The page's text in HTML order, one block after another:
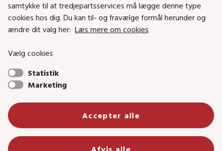
Puljer og tilskud
Nyhedsbreve
Social- og Boligstyrelsens nyheder som RSS feed
Social- og Boligstyrelsen • Tlf.: 72 42 37 00 •
sikkermail• EAN-nr.: 5798000354838 • CVR-nr.:
26144698
Primær adresse og reception: Lerchesgade 35, 5, 5000 Odense C •
samtykke til at tredjepartsservices må lægge denne type
cookies hos dig. Du kan til- og fravælge formål herunder og
ændre dit valg her: Læs mere om cookies
Vælg cookies
Statistik
Marketing
Accepter alle
Afvis alle